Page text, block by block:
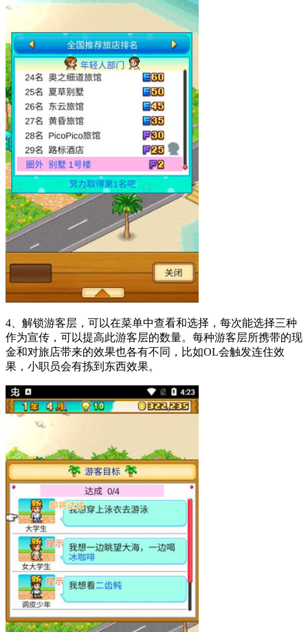
4、解锁游客层，可以在菜单中查看和选择，每次能选择三种
作为宣传，可以提高此游客层的数量。每种游客层所携带的现
金和对旅店带来的效果也各有不同，比如OL会触发连住效
果，小职员会有拣到东西效果。